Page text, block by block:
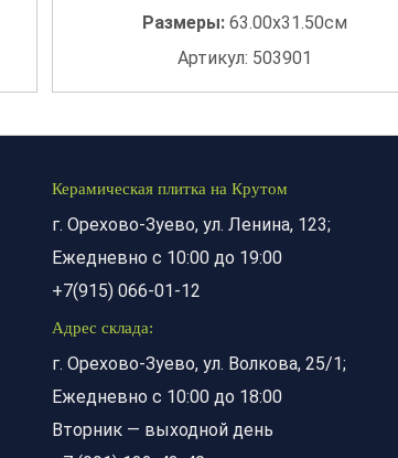
Размеры: 63.00x31.50см
Артикул: 503901
Керамическая плитка на Крутом
г. Орехово-Зуево, ул. Ленина, 123;
Ежедневно с 10:00 до 19:00
+7(915) 066-01-12
Адрес склада:
г. Орехово-Зуево, ул. Волкова, 25/1;
Ежедневно с 10:00 до 18:00
Вторник — выходной день